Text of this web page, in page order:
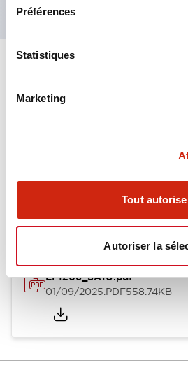
Préférences
Statistiques
Marketing
Tout
Autoriser la
Catalogues Et Brochures Fiche
.PDF524.13KB
EP1206_SA1U.pdf
01/09/2025.PDF558.74KB